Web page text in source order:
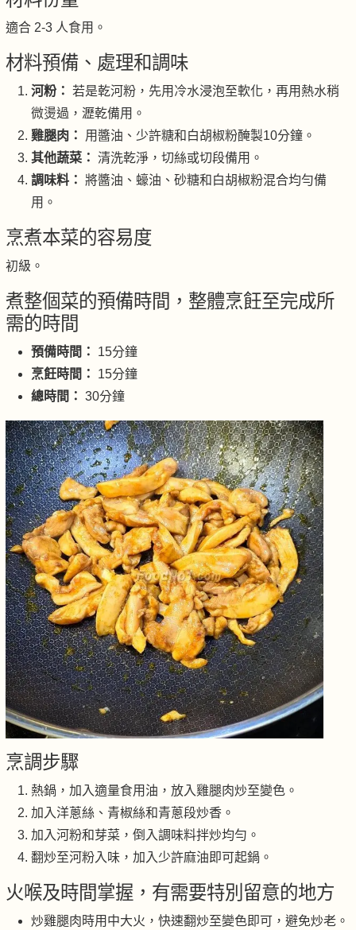
適合 2-3 人食用。
材料預備、處理和調味
河粉： 若是乾河粉，先用冷水浸泡至軟化，再用熱水稍
微燙過，瀝乾備用。
雞腿肉：
用醬油、少許糖和白胡椒粉醃製10分鐘。
其他蔬菜： 清洗乾淨，切絲或切段備用。
調味料： 將醬油、蠔油、砂糖和白胡椒粉混合均勻備
用。
烹煮本菜的容易度
初級。
煮整個菜的預備時間，整體烹飪至完成所
需的時間
預備時間：
15分鐘
烹飪時間：
15分鐘
總時間： 30分鐘
烹調步驟
熱鍋，加入適量食用油，放入雞腿肉炒至變色。
加入洋蔥絲、青椒絲和青蔥段炒香。
加入河粉和芽菜，倒入調味料拌炒均勻。
翻炒至河粉入味，加入少許麻油即可起鍋。
火喉及時間掌握，有需要特別留意的地方
炒雞腿肉時用中大火，快速翻炒至變色即可，避免炒老。